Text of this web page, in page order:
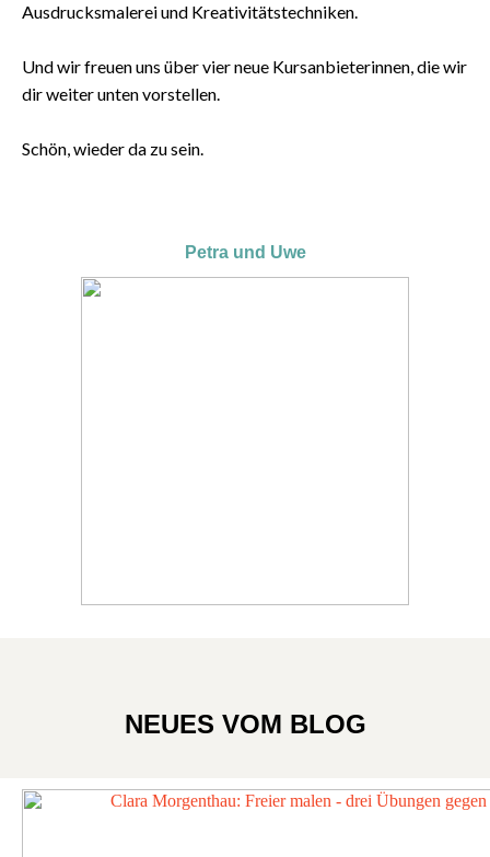
Ausdrucksmalerei und Kreativitätstechniken.
Und wir freuen uns über vier neue Kursanbieterinnen, die wir
dir weiter unten vorstellen.
Schön, wieder da zu sein.
Petra und Uwe
NEUES VOM BLOG